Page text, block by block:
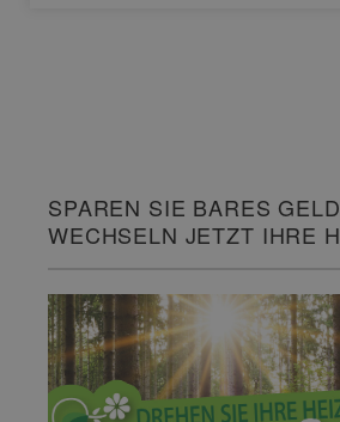
SPAREN SIE BARES
WECHSELN JETZT IHRE